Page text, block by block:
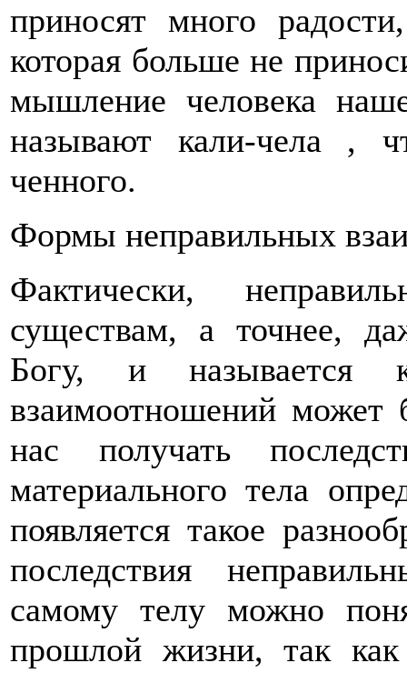
приносят много
которая больше не
мышление человека
называют кали-чела ,
ченного.
Формы неправильных
Фактически,
существам, а точнее,
Богу, и называется
взаимоотношений может
нас получать
материального тела
появляется такое
последствия
самому телу можно
прошлой жизни, так